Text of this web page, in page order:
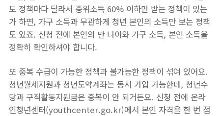
도 정책마다 달라서 중위소득 60% 이하만 받는 정책이 있는
가 하면, 가구 소득과 무관하게 청년 본인의 소득만 보는 정책
도 있죠. 신청 전에 본인의 만 나이와 가구 소득, 본인 소득을
정확히 확인하셔야 합니다.
또 중복 수급이 가능한 정책과 불가능한 정책이 섞여 있어요.
청년월세지원과 청년도약계좌는 동시 가입 가능한데, 청년수
당과 구직활동지원금은 중복이 안 되거든요. 신청 전에 온라
인청년센터(youthcenter.go.kr)에서 본인 자격을 한 번 점